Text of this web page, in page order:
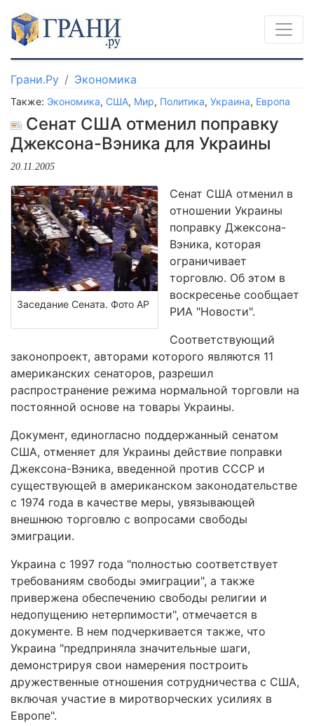
Грани.Ру Экономика
Также: Экономика, США, Мир, Политика, Украина, Европа
Сенат США отменил поправку
Джексона-Вэника для Украины
20.11.2005
Заседание Сената. Фото AP
Сенат США отменил в
отношении Украины
поправку Джексона-
Вэника, которая
ограничивает
торговлю. Об этом в
воскресенье сообщает
РИА "Новости".
Cоответствующий
законопроект, авторами которого являются 11
американских сенаторов, разрешил
распространение режима нормальной торговли на
постоянной основе на товары Украины.
Документ, единогласно поддержанный сенатом
США, отменяет для Украины действие поправки
Джексона-Вэника, введенной против СССР и
существующей в американском законодательстве
с 1974 года в качестве меры, увязывающей
внешнюю торговлю с вопросами свободы
эмиграции.
Украина с 1997 года "полностью соответствует
требованиям свободы эмиграции", а также
привержена обеспечению свободы религии и
недопущению нетерпимости", отмечается в
документе. В нем подчеркивается также, что
Украина "предприняла значительные шаги,
демонстрируя свои намерения построить
дружественные отношения сотрудничества с США,
включая участие в миротворческих усилиях в
Европе".